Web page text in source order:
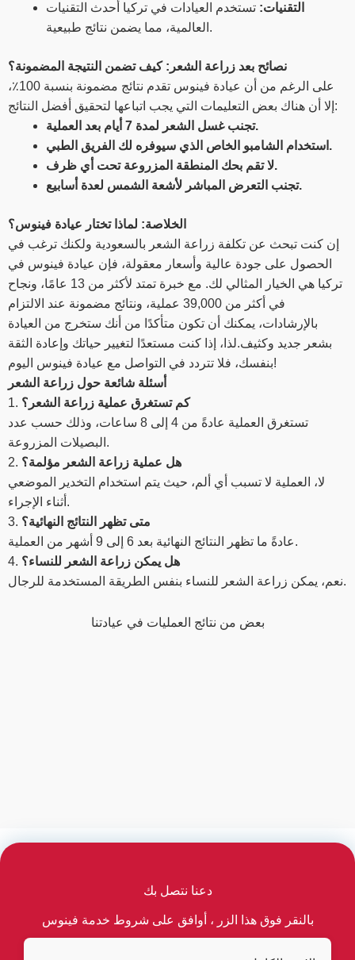
التقنيات: تستخدم العيادات في تركيا أحدث التقنيات
العالمية، مما يضمن نتائج طبيعية.
نصائح بعد زراعة الشعر: كيف تضمن النتيجة المضمونة؟
على الرغم من أن عيادة فينوس تقدم نتائج مضمونة بنسبة 100٪،
إلا أن هناك بعض التعليمات التي يجب اتباعها لتحقيق أفضل النتائج:
تجنب غسل الشعر لمدة 7 أيام بعد العملية.
استخدام الشامبو الخاص الذي سيوفره لك الفريق الطبي.
لا تقم بحك المنطقة المزروعة تحت أي ظرف.
تجنب التعرض المباشر لأشعة الشمس لعدة أسابيع.
الخلاصة: لماذا تختار عيادة فينوس؟
إن كنت تبحث عن تكلفة زراعة الشعر بالسعودية ولكنك ترغب في
الحصول على جودة عالية وأسعار معقولة، فإن عيادة فينوس في
تركيا هي الخيار المثالي لك. مع خبرة تمتد لأكثر من 13 عامًا، ونجاح
في أكثر من 39,000 عملية، ونتائج مضمونة عند الالتزام
بالإرشادات، يمكنك أن تكون متأكدًا من أنك ستخرج من العيادة
بشعر جديد وكثيف.لذا، إذا كنت مستعدًا لتغيير حياتك وإعادة الثقة
بنفسك، فلا تتردد في التواصل مع عيادة فينوس اليوم!
أسئلة شائعة حول زراعة الشعر
1. كم تستغرق عملية زراعة الشعر؟
تستغرق العملية عادةً من 4 إلى 8 ساعات، وذلك حسب عدد
البصيلات المزروعة.
2. هل عملية زراعة الشعر مؤلمة؟
لا، العملية لا تسبب أي ألم، حيث يتم استخدام التخدير الموضعي
أثناء الإجراء.
3. متى تظهر النتائج النهائية؟
عادةً ما تظهر النتائج النهائية بعد 6 إلى 9 أشهر من العملية.
4. هل يمكن زراعة الشعر للنساء؟
نعم، يمكن زراعة الشعر للنساء بنفس الطريقة المستخدمة للرجال.
بعض من نتائج العمليات في عيادتنا
دعنا نتصل بك
بالنقر فوق هذا الزر ، أوافق على شروط خدمة فينوس